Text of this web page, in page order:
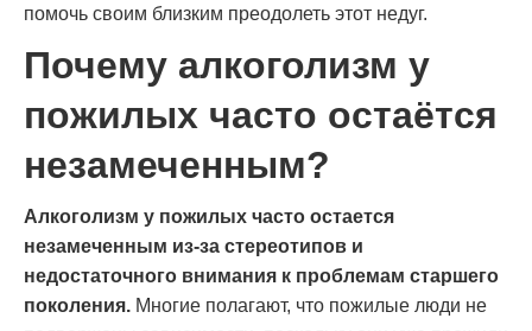
помочь своим близким преодолеть этот недуг.
Почему алкоголизм у
пожилых часто остаётся
незамеченным?
Алкоголизм у пожилых часто остается
незамеченным из-за стереотипов и
недостаточного внимания к проблемам старшего
поколения. Многие полагают, что пожилые люди не